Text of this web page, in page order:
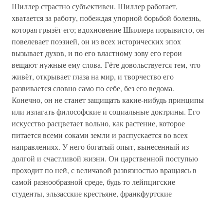
Шиллер страстно субъективен. Шиллер работает,
хватается за работу, побеждая упорной борьбой болезнь,
которая грызёт его; вдохновение Шиллера порывисто, он
повелевает поэзией, он из всех исторических эпох
вызывает духов, и по его властному зову его герои
вещают нужные ему слова. Гёте довольствуется тем, что
живёт, открывает глаза на мир, и творчество его
развивается словно само по себе, без его ведома.
Конечно, он не станет защищать какие-нибудь принципы
или излагать философские и социальные доктрины. Его
искусство расцветает вольно, как растение, которое
питается всеми соками земли и распускается во всех
направлениях. У него богатый опыт, вынесенный из
долгой и счастливой жизни. Он царственной поступью
проходит по ней, с величавой развязностью вращаясь в
самой разнообразной среде, будь то лейпцигские
студенты, эльзасские крестьяне, франкфуртские